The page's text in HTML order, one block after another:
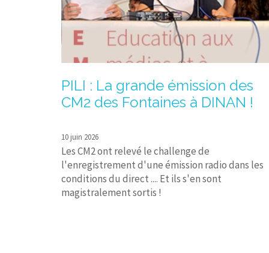
PILI : La grande émission des
CM2 des Fontaines à DINAN !
10 juin 2026
Les CM2 ont relevé le challenge de
l'enregistrement d'une émission radio dans les
conditions du direct .... Et ils s'en sont
magistralement sortis !